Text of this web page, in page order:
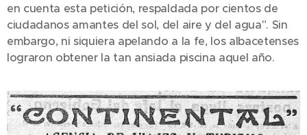
en cuenta esta petición, respaldada por cientos de
ciudadanos amantes del sol, del aire y del agua". Sin
embargo, ni siquiera apelando a la fe, los albacetenses
lograron obtener la tan ansiada piscina aquel año.